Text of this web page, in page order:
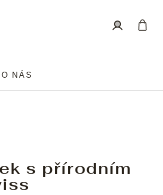
O NÁS
s přírodním